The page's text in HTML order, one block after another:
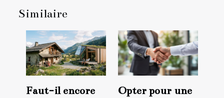
Similaire
Faut-il encore
Opter pour une